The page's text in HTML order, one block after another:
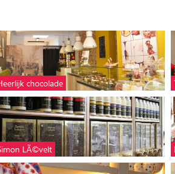
chocolade
LÃ©velt